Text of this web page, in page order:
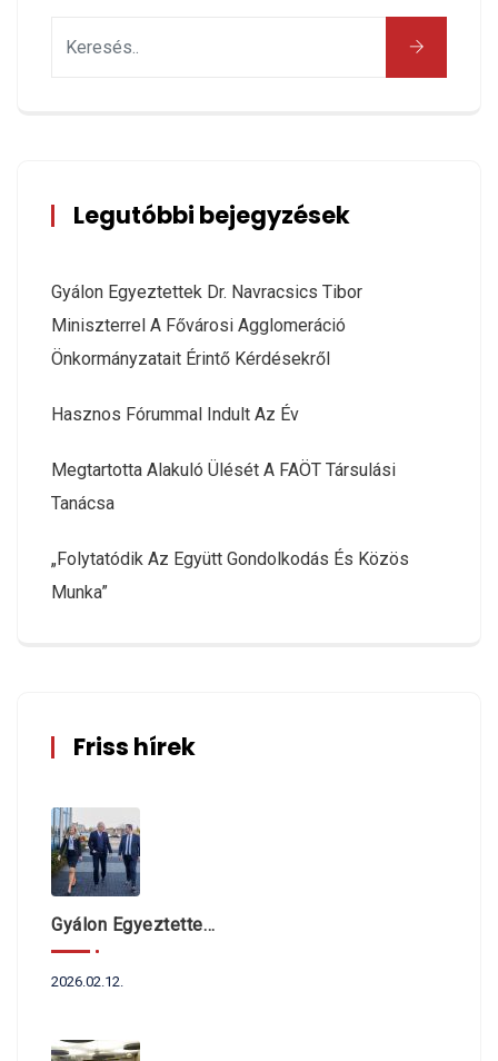
Legutóbbi bejegyzések
Gyálon Egyeztettek Dr. Navracsics Tibor
Miniszterrel A Fővárosi Agglomeráció
Önkormányzatait Érintő Kérdésekről
Hasznos Fórummal Indult Az Év
Megtartotta Alakuló Ülését A FAÖT Társulási
Tanácsa
„Folytatódik Az Együtt Gondolkodás És Közös
Munka”
Friss hírek
Gyálon Egyeztettek Dr. Navracsics Tibor Miniszterrel A Fővárosi Agglomeráció Önkormányzatait Érintő Kérdésekről
2026.02.12.